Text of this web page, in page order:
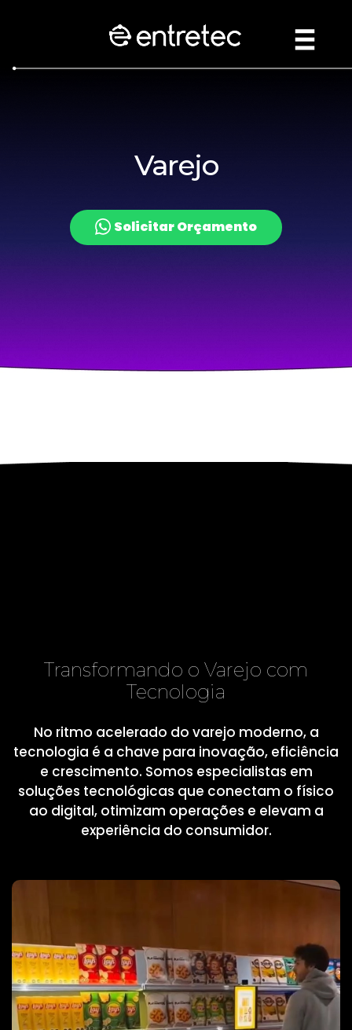
Varejo
Solicitar Orçamento
Transformando o Varejo com
Tecnologia
No ritmo acelerado do varejo moderno, a
tecnologia é a chave para inovação, eficiência
e crescimento. Somos especialistas em
soluções tecnológicas que conectam o físico
ao digital, otimizam operações e elevam a
experiência do consumidor.